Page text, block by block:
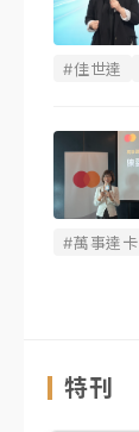
#佳世達
#萬事達卡
特刊